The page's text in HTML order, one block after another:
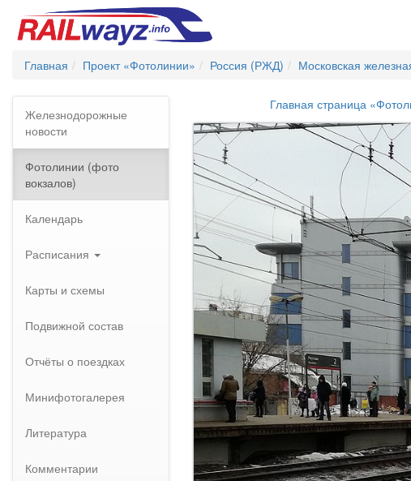
Главная Проект «Фотолинии» Россия (РЖД) Московская
Железнодорожные
новости
Фотолинии (фото
вокзалов)
Календарь
Расписания
Карты и схемы
Подвижной состав
Отчёты о поездках
Минифотогалерея
Литература
Комментарии
Главная страница